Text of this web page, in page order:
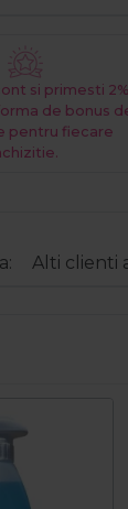
si primesti 2%
de bonus
pentru fiecare
Alti clienti